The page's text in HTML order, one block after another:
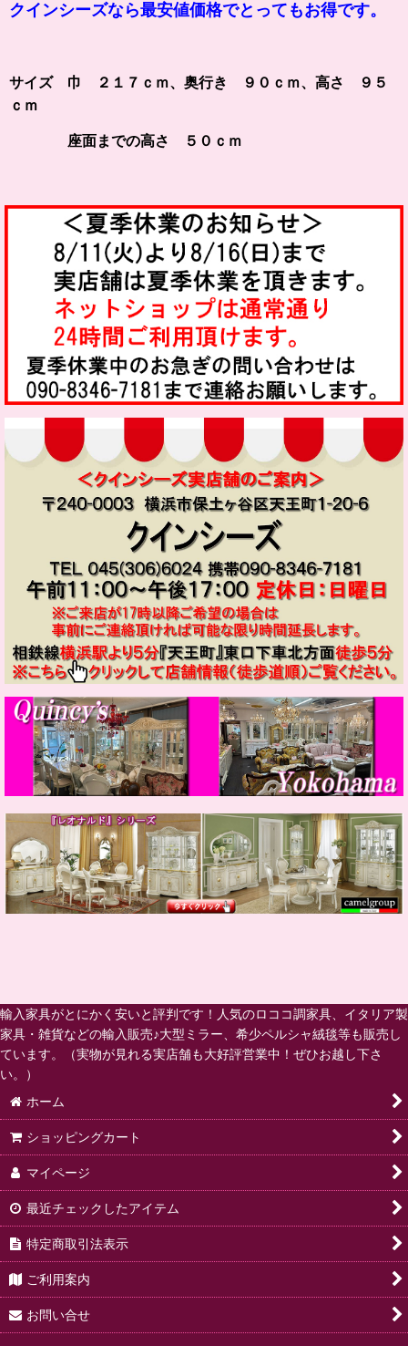
クインシーズなら最安値価格でとってもお得です。
サイズ 巾 ２１７ｃｍ、奥行き ９０ｃｍ、高さ ９５
ｃｍ
座面までの高さ ５０ｃｍ
輸入家具がとにかく安いと評判です！人気のロココ調家具、イタリア製
家具・雑貨などの輸入販売♪大型ミラー、希少ペルシャ絨毯等も販売し
ています。（実物が見れる実店舗も大好評営業中！ぜひお越し下さ
い。）
ホーム
ショッピングカート
マイページ
最近チェックしたアイテム
特定商取引法表示
ご利用案内
お問い合せ